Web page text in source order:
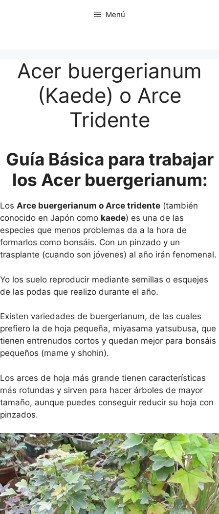
Menú
Acer buergerianum
(Kaede) o Arce
Tridente
Guía Básica para trabajar
los Acer buergerianum:
Los Arce buergerianum o Arce tridente (también
conocido en Japón como kaede) es una de las
especies que menos problemas da a la hora de
formarlos como bonsáis. Con un pinzado y un
trasplante (cuando son jóvenes) al año irán fenomenal.
Yo los suelo reproducir mediante semillas o esquejes
de las podas que realizo durante el año.
Existen variedades de buergerianum, de las cuales
prefiero la de hoja pequeña, miyasama yatsubusa, que
tienen entrenudos cortos y quedan mejor para bonsáis
pequeños (mame y shohin).
Los arces de hoja más grande tienen características
más rotundas y sirven para hacer árboles de mayor
tamaño, aunque puedes conseguir reducir su hoja con
pinzados.